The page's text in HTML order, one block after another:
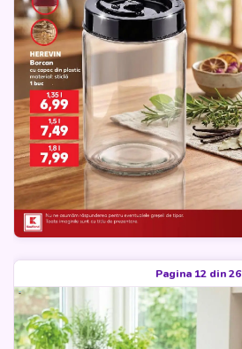
Pagina 12 din 26